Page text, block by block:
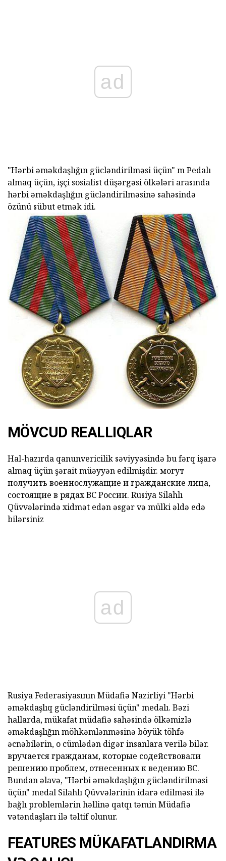
ad
"Hərbi əməkdaşlığın gücləndirilməsi üçün" mPedalı
almaqüçün,işçi sosialist düşərgəsi ölkələri arasında
hərbi əməkdaşlığın gücləndirilməsinə sahəsində
özünü sübut etmək idi.
MÖVCUD REALLIQLAR
Hal-hazırda qanunvericilik səviyyəsində bu fərq işarə
almaq üçün şərait müəyyən edilmişdir. могут
получить военнослужащие и гражданские лица,
состоящие в рядах ВС России. Rusiya Silahlı
Qüvvələrində xidmət edən əsgər və mülki əldə edə
bilərsiniz
ad
Rusiya Federasiyasının Müdafiə Nazirliyi "Hərbi
əməkdaşlıq gücləndirilməsi üçün" medalı. Bəzi
hallarda, mükafat müdafiə sahəsində ölkəmizlə
əməkdaşlığın möhkəmlənməsinə böyük töhfə
əcnəbilərin, o cümlədən digər insanlara verilə bilər.
вручается гражданам, которые содействовали
решению проблем, отнесенных к ведению ВС.
Bundan əlavə, "Hərbi əməkdaşlığın gücləndirilməsi
üçün" medal Silahlı Qüvvələrinin idarə edilməsi ilə
bağlı problemlərin həllinə qatqı təminMüdafiə
vətəndaşlarıilə təltif olunur.
FEATURES MÜKAFATLANDIRMA